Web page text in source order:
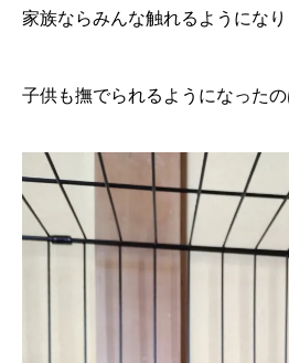
家族ならみんな触れるようにな
子供も撫でられるようになったの